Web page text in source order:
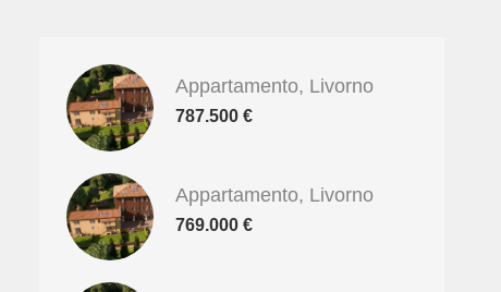
Appartamento, Livorno
787.500 €
Appartamento, Livorno
769.000 €